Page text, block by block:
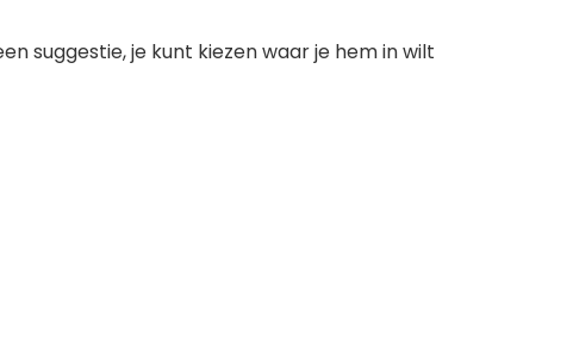
suggestie, je kunt kiezen waar je hem in wilt